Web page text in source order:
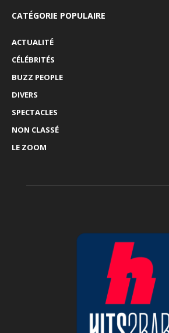
CATÉGORIE POPULAIRE
ACTUALITÉ
CÉLÉBRITÉS
BUZZ PEOPLE
DIVERS
SPECTACLES
NON CLASSÉ
LE ZOOM